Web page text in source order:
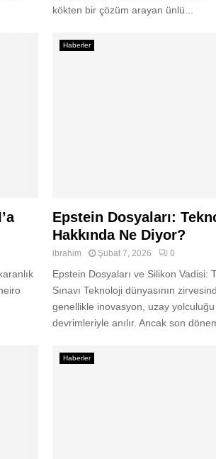
kökten bir çözüm arayan ünlü...
Haberler
Epstein Dosyaları:
Hakkında Ne Diyor?
ibrahim Şubat 7, 2026 0
Epstein Dosyaları ve Silikon Vadisi:
Sınavı Teknoloji dünyasının
genellikle inovasyon, uzay
devrimleriyle anılır. Ancak son
Haberler